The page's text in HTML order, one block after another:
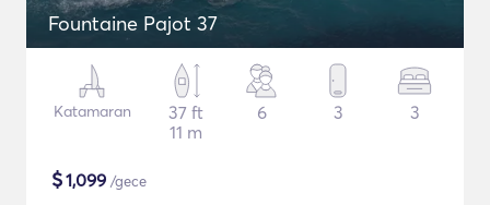
Fountaine Pajot 37
Katamaran
37 ft
11 m
6 3 3
$1,099 /gece